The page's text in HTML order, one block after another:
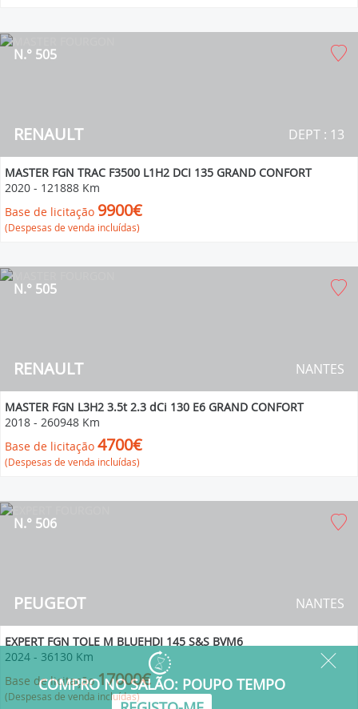
RENAULT
N.° 505
DEPT : 13
MASTER FGN TRAC F3500 L1H2 DCI 135 GRAND CONFORT
2020 - 121888 Km
Base de licitação 9900€
(Despesas de venda incluídas)
RENAULT
N.° 505
NANTES
MASTER FGN L3H2 3.5t 2.3 dCi 130 E6 GRAND CONFORT
2018 - 260948 Km
Base de licitação 4700€
(Despesas de venda incluídas)
PEUGEOT
N.° 506
NANTES
EXPERT FGN TOLE M BLUEHDI 145 S&S BVM6
2024 - 36130 Km
Base de licitação 17000€
(Despesas de venda incluídas)